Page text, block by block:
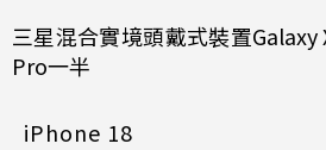
三星混合實境頭戴式裝置Galaxy
Pro一半
iPhone 18